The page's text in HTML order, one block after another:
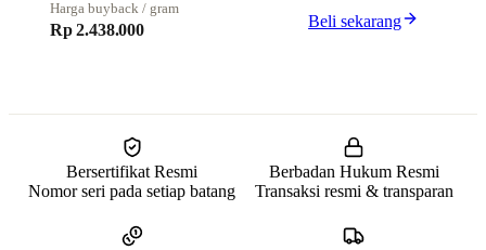
Harga buyback / gram
Rp 2.438.000 Beli sekarang
Bersertifikat Resmi
Nomor seri pada setiap batang
Berbadan Hukum Resmi
Transaksi resmi & transparan